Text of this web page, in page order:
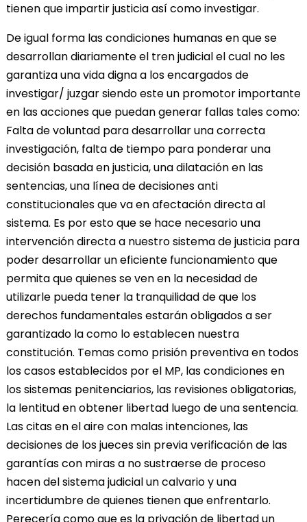
tienen que impartir justicia así como investigar.
De igual forma las condiciones humanas en que se
desarrollan diariamente el tren judicial el cual no les
garantiza una vida digna a los encargados de
investigar/ juzgar siendo este un promotor importante
en las acciones que puedan generar fallas tales como:
Falta de voluntad para desarrollar una correcta
investigación, falta de tiempo para ponderar una
decisión basada en justicia, una dilatación en las
sentencias, una línea de decisiones anti
constitucionales que va en afectación directa al
sistema. Es por esto que se hace necesario una
intervención directa a nuestro sistema de justicia para
poder desarrollar un eficiente funcionamiento que
permita que quienes se ven en la necesidad de
utilizarle pueda tener la tranquilidad de que los
derechos fundamentales estarán obligados a ser
garantizado la como lo establecen nuestra
constitución. Temas como prisión preventiva en todos
los casos establecidos por el MP, las condiciones en
los sistemas penitenciarios, las revisiones obligatorias,
la lentitud en obtener libertad luego de una sentencia.
Las citas en el aire con malas intenciones, las
decisiones de los jueces sin previa verificación de las
garantías con miras a no sustraerse de proceso
hacen del sistema judicial un calvario y una
incertidumbre de quienes tienen que enfrentarlo.